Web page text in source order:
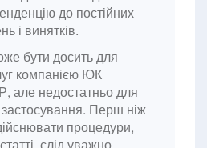
до постійних
і винятків.
бути досить для
компанією ЮК
недостатньо для
застосування. Перш ніж
процедури,